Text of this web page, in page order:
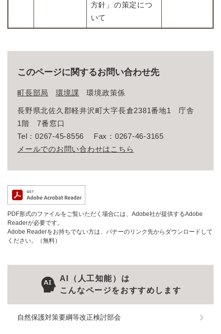
方針」の策定につ
いて
このページに関するお問い合わせ先
町長部局 環境課 環境政策係
長野県北佐久郡軽井沢町大字長倉2381番地1 庁舎
1階 7番窓口
Tel：0267-45-8556
Fax：0267-46-3165
メールでのお問い合わせはこちら
PDF形式のファイルをご覧いただく場合には、Adobe社が提供するAdobe
Readerが必要です。
Adobe Readerをお持ちでない方は、バナーのリンク先からダウンロードして
ください。（無料）
AI（人工知能）は
こんなページをおすすめします
自然保護対策要綱等改正検討部会